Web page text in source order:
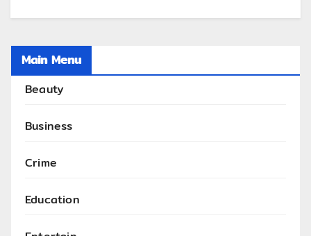
Main Menu
Beauty
Business
Crime
Education